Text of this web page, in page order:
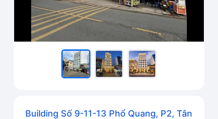
Building Số 9-11-13 Phổ Quang, P2, Tân